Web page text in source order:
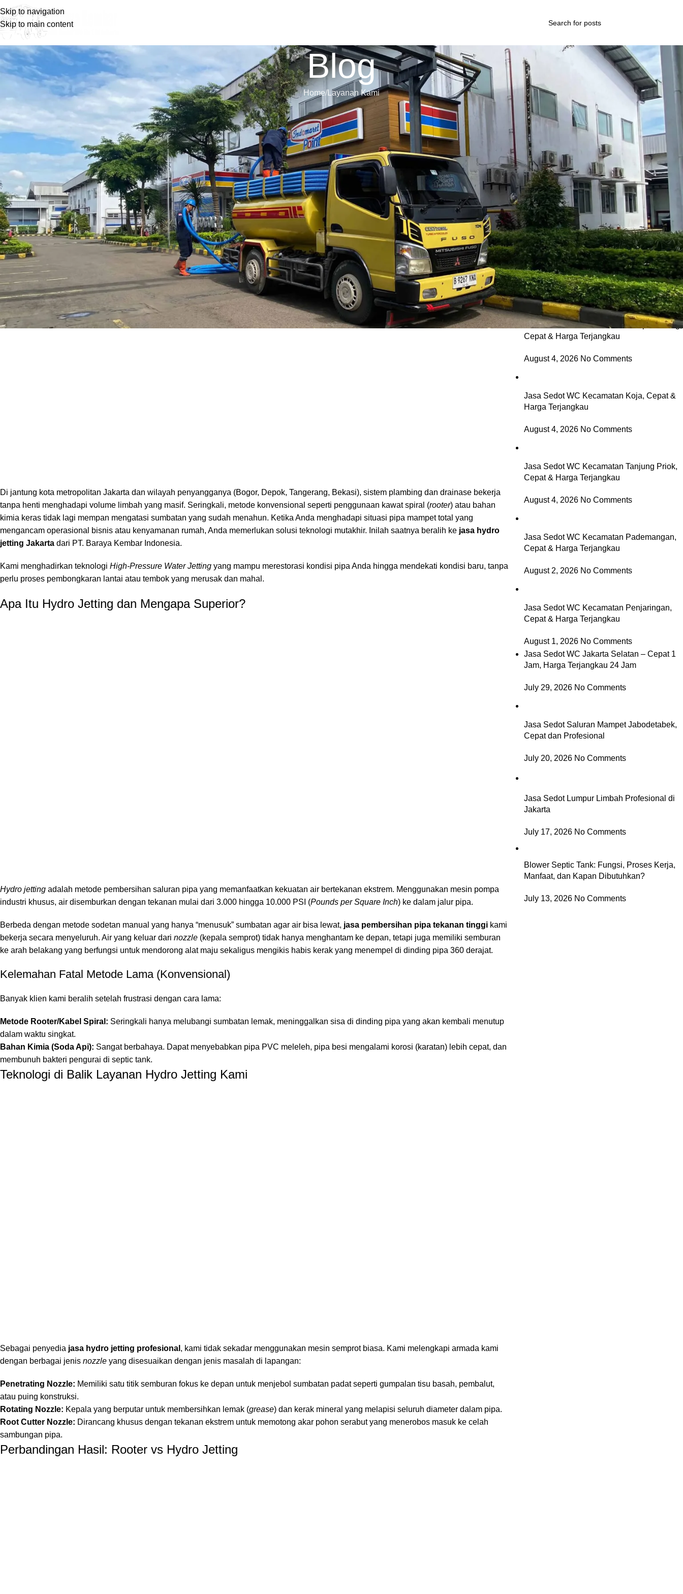
Skip to navigation
Skip to main content
Blog
Home
Layanan Kami
Layanan Kami
Layanan Flushing Pipa Mampet Teknologi Tinggi
barayakembar23
November 17, 2025
On November 13, 2025
0
Di jantung kota metropolitan Jakarta dan wilayah penyangganya (Bogor, Depok, Tangerang, Bekasi), sistem plambing dan drainase bekerja
tanpa henti menghadapi volume limbah yang masif. Seringkali, metode konvensional seperti penggunaan kawat spiral (rooter) atau bahan
kimia keras tidak lagi mempan mengatasi sumbatan yang sudah menahun. Ketika Anda menghadapi situasi pipa mampet total yang
mengancam operasional bisnis atau kenyamanan rumah, Anda memerlukan solusi teknologi mutakhir. Inilah saatnya beralih ke jasa hydro
jetting Jakarta dari PT. Baraya Kembar Indonesia.
Kami menghadirkan teknologi High-Pressure Water Jetting yang mampu merestorasi kondisi pipa Anda hingga mendekati kondisi baru, tanpa
perlu proses pembongkaran lantai atau tembok yang merusak dan mahal.
Apa Itu Hydro Jetting dan Mengapa Superior?
Hydro jetting adalah metode pembersihan saluran pipa yang memanfaatkan kekuatan air bertekanan ekstrem. Menggunakan mesin pompa
industri khusus, air disemburkan dengan tekanan mulai dari 3.000 hingga 10.000 PSI (Pounds per Square Inch) ke dalam jalur pipa.
Berbeda dengan metode sodetan manual yang hanya “menusuk” sumbatan agar air bisa lewat, jasa pembersihan pipa tekanan tinggi kami
bekerja secara menyeluruh. Air yang keluar dari nozzle (kepala semprot) tidak hanya menghantam ke depan, tetapi juga memiliki semburan
ke arah belakang yang berfungsi untuk mendorong alat maju sekaligus mengikis habis kerak yang menempel di dinding pipa 360 derajat.
Kelemahan Fatal Metode Lama (Konvensional)
Banyak klien kami beralih setelah frustrasi dengan cara lama:
Metode Rooter/Kabel Spiral: Seringkali hanya melubangi sumbatan lemak, meninggalkan sisa di dinding pipa yang akan kembali menutup
dalam waktu singkat.
Bahan Kimia (Soda Api): Sangat berbahaya. Dapat menyebabkan pipa PVC meleleh, pipa besi mengalami korosi (karatan) lebih cepat, dan
membunuh bakteri pengurai di septic tank.
Teknologi di Balik Layanan Hydro Jetting Kami
Sebagai penyedia jasa hydro jetting profesional , kami tidak sekadar menggunakan mesin semprot biasa. Kami melengkapi armada kami
dengan berbagai jenis nozzle yang disesuaikan dengan jenis masalah di lapangan:
Penetrating Nozzle: Memiliki satu titik semburan fokus ke depan untuk menjebol sumbatan padat seperti gumpalan tisu basah, pembalut,
atau puing konstruksi.
Rotating Nozzle: Kepala yang berputar untuk membersihkan lemak (grease) dan kerak mineral yang melapisi seluruh diameter dalam pipa.
Root Cutter Nozzle: Dirancang khusus dengan tekanan ekstrem untuk memotong akar pohon serabut yang menerobos masuk ke celah
sambungan pipa.
Perbandingan Hasil: Rooter vs Hydro Jetting
Categories
Blog
Layanan Kami
Tips & Edukasi
Wawasan Umum
Recent Posts
Jasa Sedot WC Kecamatan Cilincing,
Cepat & Harga Terjangkau
August 4, 2026 No Comments
Jasa Sedot WC Kecamatan Kelapa Gading,
Cepat & Harga Terjangkau
August 4, 2026 No Comments
Jasa Sedot WC Kecamatan Koja, Cepat &
Harga Terjangkau
August 4, 2026 No Comments
Jasa Sedot WC Kecamatan Tanjung Priok,
Cepat & Harga Terjangkau
August 4, 2026 No Comments
Jasa Sedot WC Kecamatan Pademangan,
Cepat & Harga Terjangkau
August 2, 2026 No Comments
Jasa Sedot WC Kecamatan Penjaringan,
Cepat & Harga Terjangkau
August 1, 2026 No Comments
Jasa Sedot WC Jakarta Selatan – Cepat 1
Jam, Harga Terjangkau 24 Jam
July 29, 2026 No Comments
Jasa Sedot Saluran Mampet Jabodetabek,
Cepat dan Profesional
July 20, 2026 No Comments
Jasa Sedot Lumpur Limbah Profesional di
Jakarta
July 17, 2026 No Comments
Blower Septic Tank: Fungsi, Proses Kerja,
Manfaat, dan Kapan Dibutuhkan?
July 13, 2026 No Comments